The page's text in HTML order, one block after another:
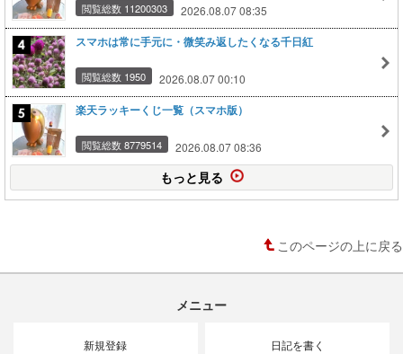
閲覧総数 11200303 2026.08.07 08:35
スマホは常に手元に・微笑み返したくなる千日紅
閲覧総数 1950 2026.08.07 00:10
楽天ラッキーくじ一覧（スマホ版）
閲覧総数 8779514 2026.08.07 08:36
もっと見る
このページの上に戻る
メニュー
新規登録 日記を書く